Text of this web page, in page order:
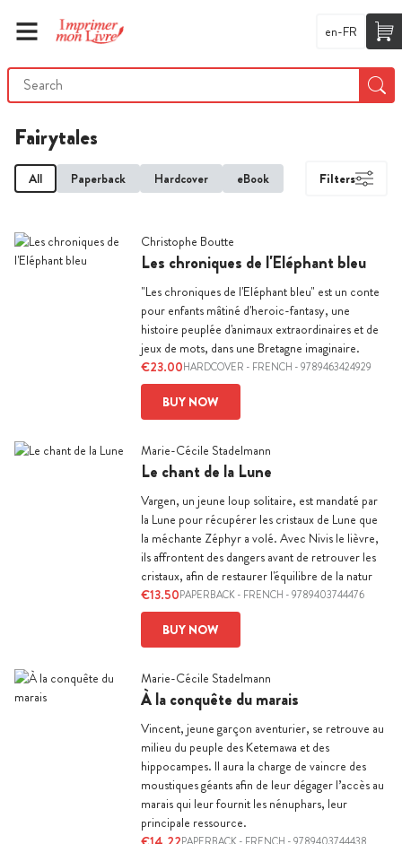
en-FR
Fairytales
All Paperback Hardcover eBook Filters
Christophe Boutte
Les chroniques de l'Eléphant bleu
"Les chroniques de l'Eléphant bleu" est un conte
pour enfants mâtiné d'heroic-fantasy, une
histoire peuplée d'animaux extraordinaires et de
jeux de mots, dans une Bretagne imaginaire.
€23.00HARDCOVER - FRENCH - 9789463424929
BUY NOW
Marie-Cécile Stadelmann
Le chant de la Lune
Vargen, un jeune loup solitaire, est mandaté par
la Lune pour récupérer les cristaux de Lune que
la méchante Zéphyr a volé. Avec Nivis le lièvre,
ils affrontent des dangers avant de retrouver les
cristaux, afin de restaurer l'équilibre de la natur
€13.50PAPERBACK- FRENCH - 9789403744476
BUY NOW
Marie-Cécile Stadelmann
À la conquête du marais
Vincent, jeune garçon aventurier, se retrouve au
milieu du peuple des Ketemawa et des
hippocampes. Il aura la charge de vaincre des
moustiques géants afin de leur dégager l’accès au
marais qui leur fournit les nénuphars, leur
principale ressource.